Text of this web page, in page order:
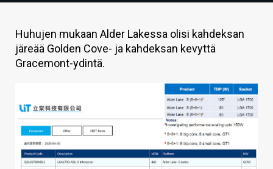
HINTA.FI
KAUPPA
HAKU
Huhujen mukaan Alder Lakessa olisi kahdeksan
järeää Golden Cove- ja kahdeksan kevyttä
Gracemont-ydintä.